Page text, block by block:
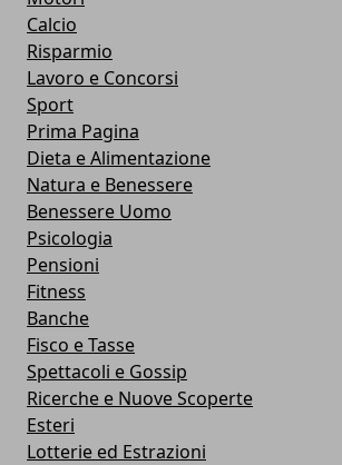
Calcio
Risparmio
Lavoro e Concorsi
Sport
Prima Pagina
Dieta e Alimentazione
Natura e Benessere
Benessere Uomo
Psicologia
Pensioni
Fitness
Banche
Fisco e Tasse
Spettacoli e Gossip
Ricerche e Nuove Scoperte
Esteri
Lotterie ed Estrazioni